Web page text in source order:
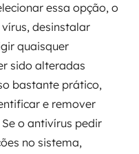
essa opção, o
desinstalar
quaisquer
sido alteradas
bastante prático,
e remover
o antivírus pedir
no sistema,